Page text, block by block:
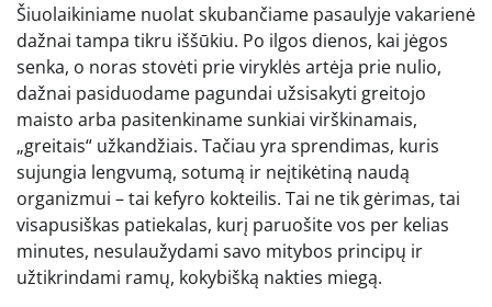
Šiuolaikiniame nuolat skubančiame pasaulyje vakarienė
dažnai tampa tikru iššūkiu. Po ilgos dienos, kai jėgos
senka, o noras stovėti prie viryklės artėja prie nulio,
dažnai pasiduodame pagundai užsisakyti greitojo
maisto arba pasitenkiname sunkiai virškinamais,
„greitais“ užkandžiais. Tačiau yra sprendimas, kuris
sujungia lengvumą, sotumą ir neįtikėtiną naudą
organizmui – tai kefyro kokteilis. Tai ne tik gėrimas, tai
visapusiškas patiekalas, kurį paruošite vos per kelias
minutes, nesulaužydami savo mitybos principų ir
užtikrindami ramų, kokybišką nakties miegą.